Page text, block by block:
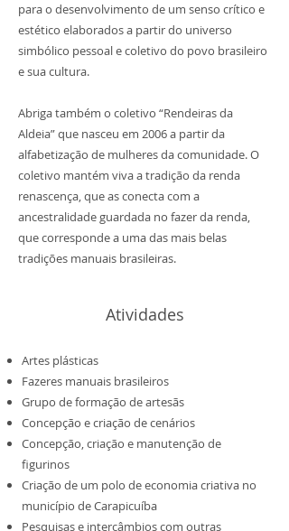
para o desenvolvimento de um senso crítico e
estético elaborados a partir do universo
simbólico pessoal e coletivo do povo brasileiro
e sua cultura.
Abriga também o coletivo “Rendeiras da
Aldeia” que nasceu em 2006 a partir da
alfabetização de mulheres da comunidade. O
coletivo mantém viva a tradição da renda
renascença, que as conecta com a
ancestralidade guardada no fazer da renda,
que corresponde a uma das mais belas
tradições manuais brasileiras.
Artes plásticas
Fazeres manuais brasileiros
Grupo de formação de artesãs
Concepção e criação de cenários
Concepção, criação e manutenção de
figurinos
Criação de um polo de economia criativa no
município de Carapicuíba
Pesquisas e intercâmbios com outras
Atividades